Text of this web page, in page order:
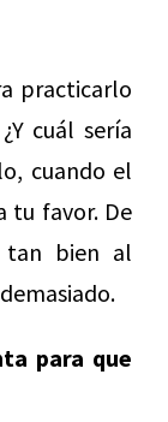
practicarlo
cuál sería
cuando el
tu favor. De
tan bien al
para que